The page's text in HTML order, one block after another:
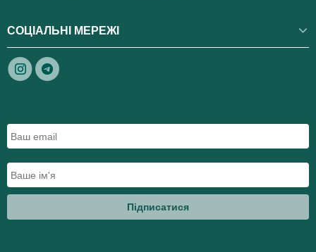
СОЦІАЛЬНІ МЕРЕЖІ
Підписатися